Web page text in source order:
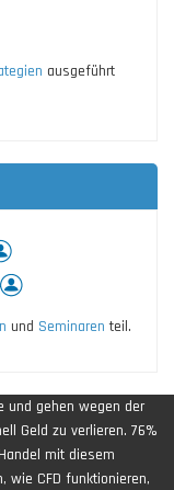
ausgeführt
und Seminaren teil.
und gehen wegen der
Geld zu verlieren. 76%
mit diesem
wie CFD funktionieren,